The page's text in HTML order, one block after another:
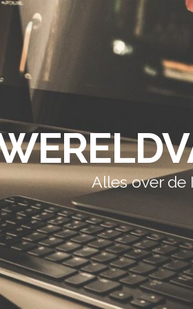
Alles over de